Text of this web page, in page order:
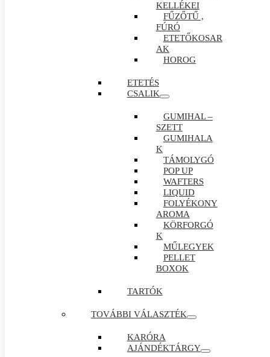
KELLÉKEI
FŰZŐTŰ ,
FÚRÓ
ETETŐKOSAR
AK
HOROG
ETETÉS
CSALIK
GUMIHAL –
SZETT
GUMIHALA
K
TÁMOLYGÓ
POP UP
WAFTERS
LIQUID
FOLYÉKONY
AROMA
KÖRFORGÓ
K
MŰLEGYEK
PELLET
BOXOK
TARTÓK
TOVÁBBI VÁLASZTÉK
KARÓRA
AJÁNDÉKTÁRGY